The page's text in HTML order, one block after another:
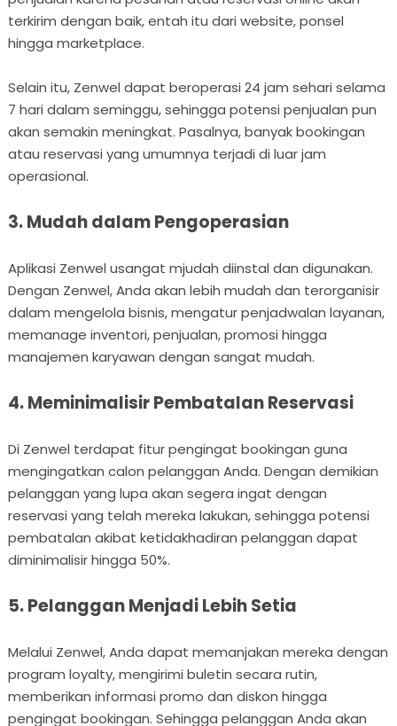
terkirim dengan baik, entah itu dari website, ponsel
hingga marketplace.
Selain itu, Zenwel dapat beroperasi 24 jam sehari selama
7 hari dalam seminggu, sehingga potensi penjualan pun
akan semakin meningkat. Pasalnya, banyak bookingan
atau reservasi yang umumnya terjadi di luar jam
operasional.
3. Mudah dalam Pengoperasian
Aplikasi Zenwel usangat mjudah diinstal dan digunakan.
Dengan Zenwel, Anda akan lebih mudah dan terorganisir
dalam mengelola bisnis, mengatur penjadwalan layanan,
memanage inventori, penjualan, promosi hingga
manajemen karyawan dengan sangat mudah.
4. Meminimalisir Pembatalan Reservasi
Di Zenwel terdapat fitur pengingat bookingan guna
mengingatkan calon pelanggan Anda. Dengan demikian
pelanggan yang lupa akan segera ingat dengan
reservasi yang telah mereka lakukan, sehingga potensi
pembatalan akibat ketidakhadiran pelanggan dapat
diminimalisir hingga 50%.
5. Pelanggan Menjadi Lebih Setia
Melalui Zenwel, Anda dapat memanjakan mereka dengan
program loyalty, mengirimi buletin secara rutin,
memberikan informasi promo dan diskon hingga
pengingat bookingan. Sehingga pelanggan Anda akan